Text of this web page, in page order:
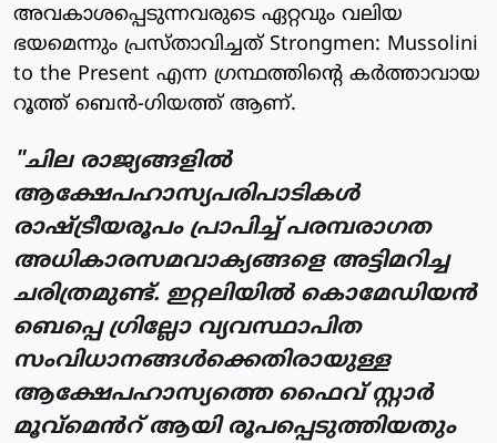
അവകാശപ്പെടുന്നവരുടെ ഏറ്റവും വലിയ
ഭയമെന്നും പ്രസ്‌താവിച്ചത് Strongmen: Mussolini
to the Present എന്ന ഗ്രന്ഥത്തിന്റെ കർത്താവായ
റൂത്ത് ബെൻ-ഗിയത്ത് ആണ്.
"ചില രാജ്യങ്ങളിൽ
ആക്ഷേപഹാസ്യപരിപാടികൾ
രാഷ്ട്രീയരൂപം പ്രാപിച്ച് പരമ്പരാഗത
അധികാരസമവാക്യങ്ങളെ അട്ടിമറിച്ച
ചരിത്രമുണ്ട്. ഇറ്റലിയിൽ കൊമേഡിയൻ
ബെപ്പെ ഗ്രില്ലോ വ്യവസ്ഥാപിത
സംവിധാനങ്ങൾക്കെതിരായുള്ള
ആക്ഷേപഹാസ്യത്തെ ഫൈവ് സ്റ്റാർ
മൂവ്മെൻറ് ആയി രൂപപ്പെടുത്തിയതും